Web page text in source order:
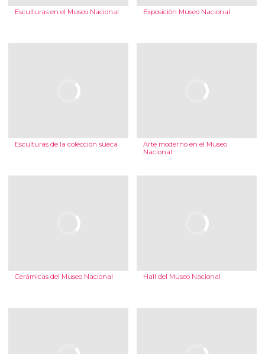
Esculturas en el Museo Nacional Exposición Museo Nacional
Esculturas de la colección sueca
Arte moderno en el Museo
Nacional
Cerámicas del Museo Nacional Hall del Museo Nacional